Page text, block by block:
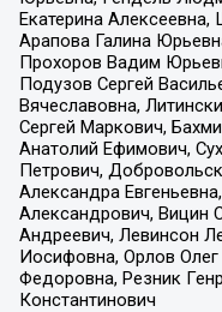
Екатерина
Арапова Галина
Прохоров Вадим
Подузов Сергей
Вячеславовна,
Сергей Маркович,
Анатолий Ефимович,
Петрович,
Александра
Александрович, Вицин
Андреевич, Левинсон
Иосифовна, Орлов
Федоровна, Резник
Константинович